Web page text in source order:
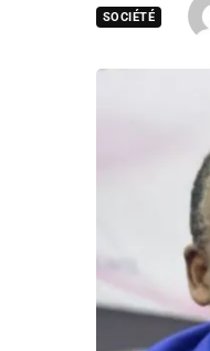
SOCIÉTÉ